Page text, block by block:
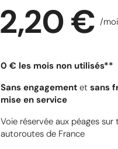
2,20 € /
0 € les mois non utilisés**
Sans engagementet sans
mise en service
Voie réservée aux péages sur
autoroutes de France